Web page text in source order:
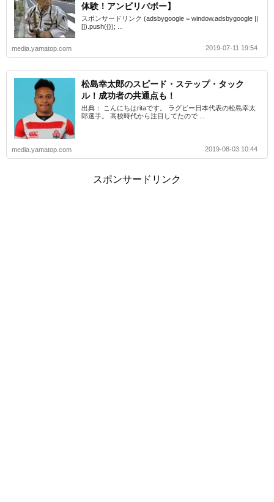
体験！アンビリバボー】
スポンサードリンク (adsbygoogle = window.adsbygoogle ||
[]).push({}); ...
media.yamatop.com 2019-07-11 19:54
松島幸太郎のスピード・ステップ・タック
ル！成功者の共通点も！
出典： こんにちはritaです。 ラグビー日本代表の松島幸太
郎選手。 高校時代から注目してたので ...
media.yamatop.com 2019-08-03 10:44
スポンサードリンク